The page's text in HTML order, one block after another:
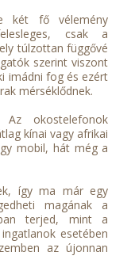
két fő vélemény
csak a
túlzottan függővé
szerint viszont
imádni fog és ezért
mérséklődnek.
okostelefonok
kínai vagy afrikai
mobil, hát még a
így ma már egy
magának a
terjed, mint a
esetében
az újonnan